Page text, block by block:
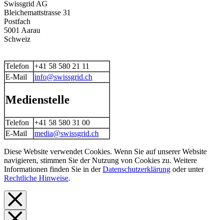
Swissgrid AG
Bleichemattstrasse 31
Postfach
5001 Aarau
Schweiz
Telefon
+41 58 580 21 11
E-Mail
info@swissgrid.ch
Medienstelle
Telefon
+41 58 580 31 00
E-Mail
media@swissgrid.ch
Diese Website verwendet Cookies. Wenn Sie auf unserer Website
navigieren, stimmen Sie der Nutzung von Cookies zu. Weitere
Informationen finden Sie in derDatenschutzerklärung oder unter
Rechtliche Hinweise.